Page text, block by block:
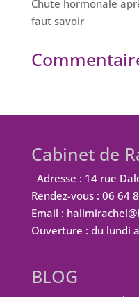
Chute hormonale
faut savoir
Cabinet de
Adresse : 14 rue
Rendez-vous : 06 64
Email :
Ouverture : du lundi
BLOG